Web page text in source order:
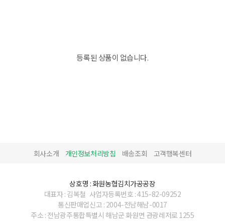
등록된 상품이 없습니다.
회사소개 개인정보처리방침 배송조회 고객행복센터
상호명 : 화원농협김치가공공장
대표자 : 김복철 사업자등록번호 : 415-82-09252
통신판매업신고 : 2004-전남해남-0017
주소 : 전남광주통합특별시 해남군 화원면 관광레저로 1255